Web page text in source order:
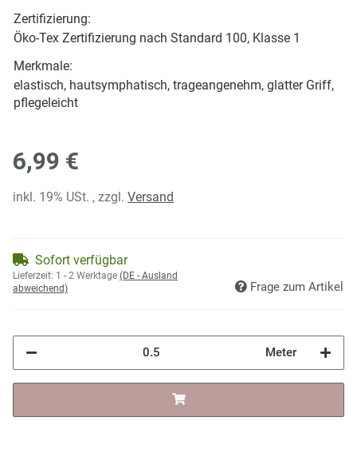
Zertifizierung:
Öko-Tex Zertifizierung nach Standard 100, Klasse 1
Merkmale:
elastisch, hautsymphatisch, trageangenehm, glatter Griff,
pflegeleicht
6,99 €
inkl. 19% USt. , zzgl. Versand
Sofort verfügbar
Lieferzeit: 1 - 2 Werktage (DE - Ausland
abweichend)
Frage zum Artikel
Meter